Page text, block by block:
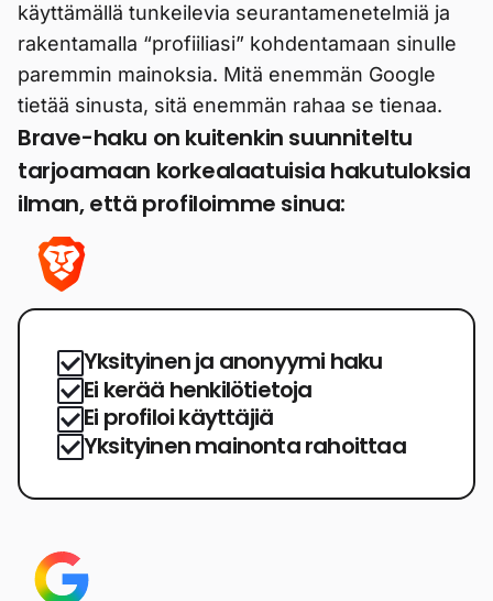
käyttämällä tunkeilevia seurantamenetelmiä ja
rakentamalla “profiiliasi” kohdentamaan sinulle
paremmin mainoksia. Mitä enemmän Google
tietää sinusta, sitä enemmän rahaa se tienaa.
Brave-haku on kuitenkin suunniteltu
tarjoamaan korkealaatuisia hakutuloksia
ilman, että profiloimme sinua:
Yksityinen ja anonyymi haku
Ei kerää henkilötietoja
Ei profiloi käyttäjiä
Yksityinen mainonta rahoittaa